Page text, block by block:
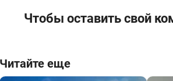
Чтобы оставить свой
Читайте еще